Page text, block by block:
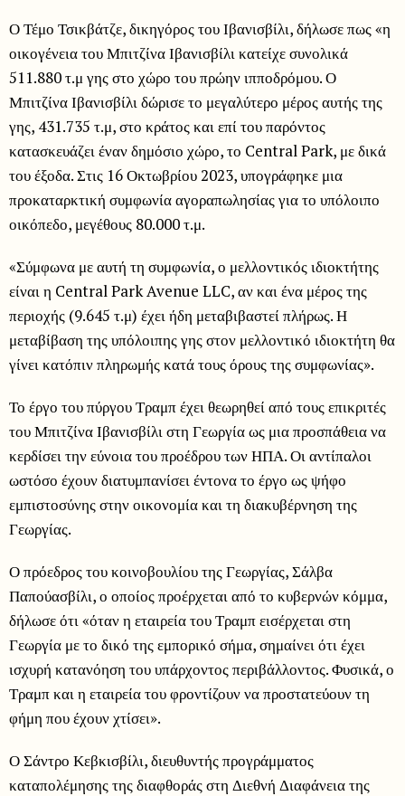
Ο Τέμο Τσικβάτζε, δικηγόρος του Ιβανισβίλι, δήλωσε πως «η
οικογένεια του Μπιτζίνα Ιβανισβίλι κατείχε συνολικά
511.880 τ.μ γης στο χώρο του πρώην ιπποδρόμου. Ο
Μπιτζίνα Ιβανισβίλι δώρισε το μεγαλύτερο μέρος αυτής της
γης, 431.735 τ.μ, στο κράτος και επί του παρόντος
κατασκευάζει έναν δημόσιο χώρο, το Central Park, με δικά
του έξοδα. Στις 16 Οκτωβρίου 2023, υπογράφηκε μια
προκαταρκτική συμφωνία αγοραπωλησίας για το υπόλοιπο
οικόπεδο, μεγέθους 80.000 τ.μ.
«Σύμφωνα με αυτή τη συμφωνία, ο μελλοντικός ιδιοκτήτης
είναι η Central Park Avenue LLC, αν και ένα μέρος της
περιοχής (9.645 τ.μ) έχει ήδη μεταβιβαστεί πλήρως. Η
μεταβίβαση της υπόλοιπης γης στον μελλοντικό ιδιοκτήτη θα
γίνει κατόπιν πληρωμής κατά τους όρους της συμφωνίας».
Το έργο του πύργου Τραμπ έχει θεωρηθεί από τους επικριτές
του Μπιτζίνα Ιβανισβίλι στη Γεωργία ως μια προσπάθεια να
κερδίσει την εύνοια του προέδρου των ΗΠΑ. Οι αντίπαλοι
ωστόσο έχουν διατυμπανίσει έντονα το έργο ως ψήφο
εμπιστοσύνης στην οικονομία και τη διακυβέρνηση της
Γεωργίας.
Ο πρόεδρος του κοινοβουλίου της Γεωργίας, Σάλβα
Παπούασβίλι, ο οποίος προέρχεται από το κυβερνών κόμμα,
δήλωσε ότι «όταν η εταιρεία του Τραμπ εισέρχεται στη
Γεωργία με το δικό της εμπορικό σήμα, σημαίνει ότι έχει
ισχυρή κατανόηση του υπάρχοντος περιβάλλοντος. Φυσικά, ο
Τραμπ και η εταιρεία του φροντίζουν να προστατεύουν τη
φήμη που έχουν χτίσει».
Ο Σάντρο Κεβκισβίλι, διευθυντής προγράμματος
καταπολέμησης της διαφθοράς στη Διεθνή Διαφάνεια της